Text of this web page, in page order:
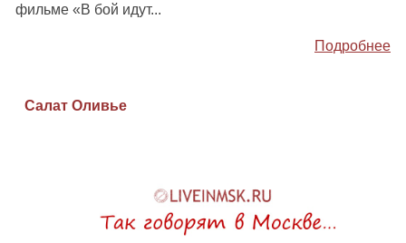
фильме «В бой идут...
Подробнее
Салат Оливье